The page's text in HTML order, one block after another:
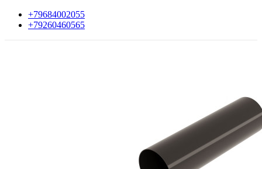
+79684002055
+79260460565